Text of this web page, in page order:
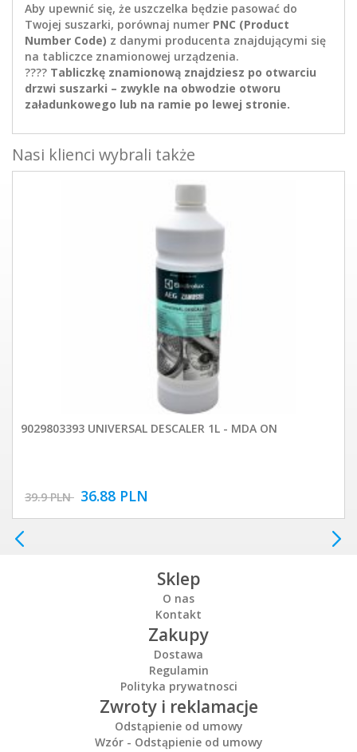
Aby upewnić się, że uszczelka będzie pasować do
Twojej suszarki, porównaj numer PNC (Product
Number Code) z danymi producenta znajdującymi się
na tabliczce znamionowej urządzenia.
???? Tabliczkę znamionową znajdziesz po otwarciu
drzwi suszarki – zwykle na obwodzie otworu
załadunkowego lub na ramie po lewej stronie.
Nasi klienci wybrali także
9029803393 UNIVERSAL DESCALER 1L - MDA ON
39.9 PLN 36.88 PLN
Sklep
O nas
Kontakt
Zakupy
Dostawa
Regulamin
Polityka prywatnosci
Zwroty i reklamacje
Odstąpienie od umowy
Wzór - Odstąpienie od umowy